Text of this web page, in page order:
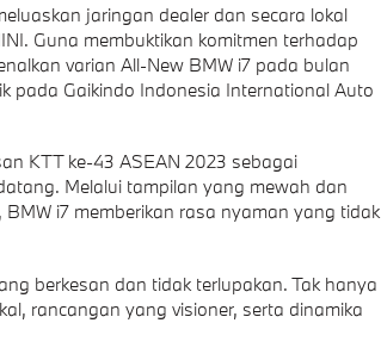
jaringan dealer dan secara lokal
Guna membuktikan komitmen terhadap
varian All-New BMW i7 pada bulan
pada Gaikindo Indonesia International Auto
KTT ke-43 ASEAN 2023 sebagai
Melalui tampilan yang mewah dan
i7 memberikan rasa nyaman yang tidak
berkesan dan tidak terlupakan. Tak hanya
rancangan yang visioner, serta dinamika